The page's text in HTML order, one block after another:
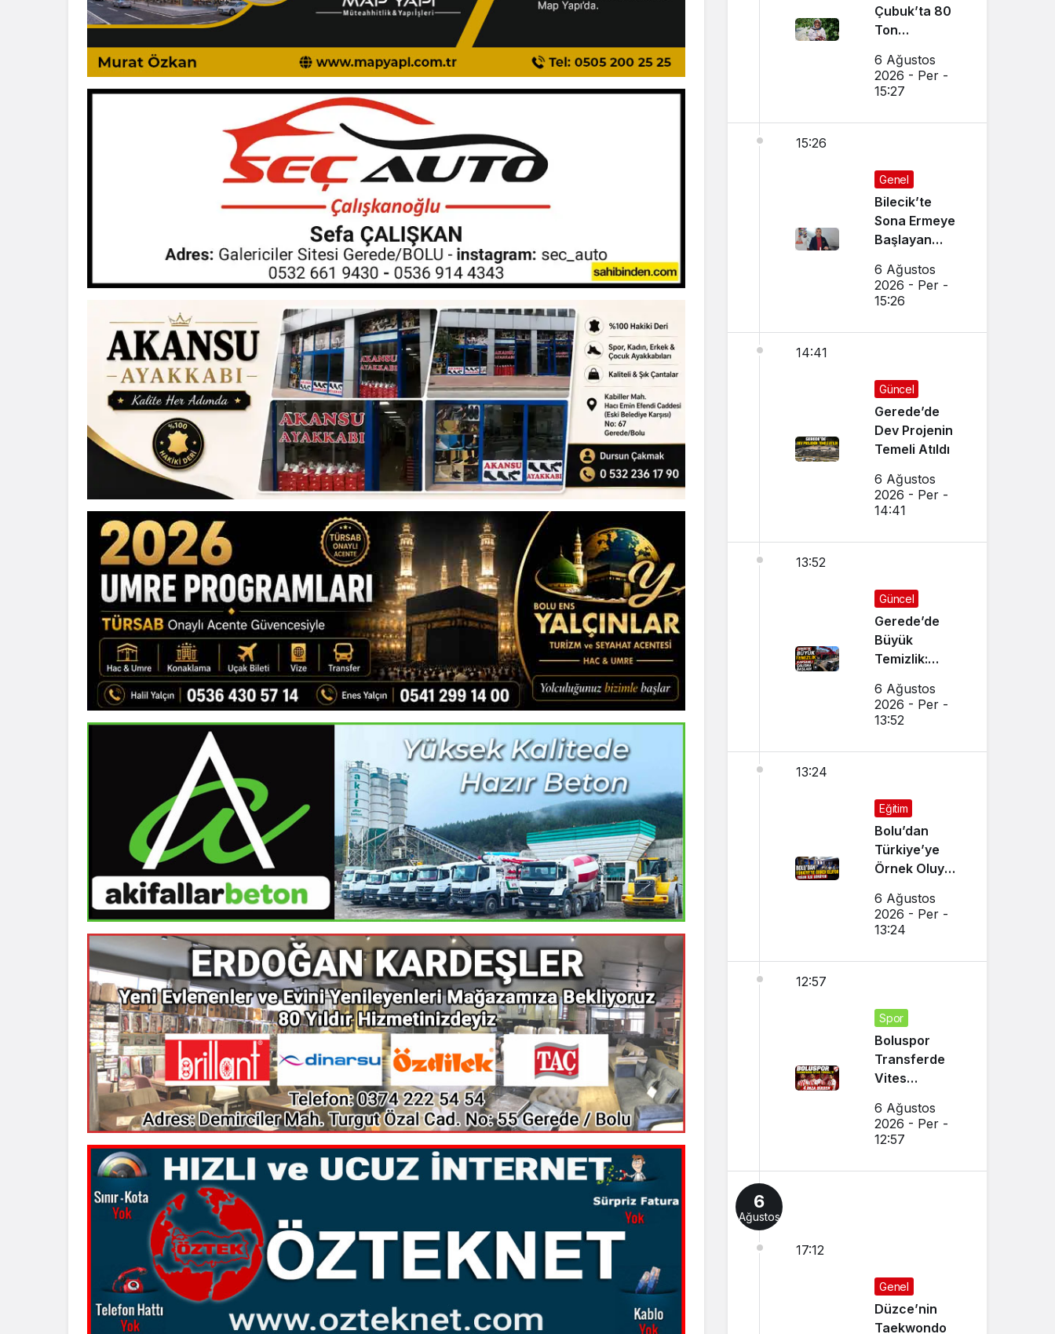
Çubuk’ta 80
Ton
6 Ağustos
2026 - Per -
15:27
15:26
Genel
Bilecik’te
Sona Ermeye
Başlayan
Sürdürüyor
6 Ağustos
2026 - Per -
15:26
14:41
Güncel
Gerede’de
Dev Projenin
Temeli Atıldı
6 Ağustos
2026 - Per -
14:41
13:52
Güncel
Gerede’de
Büyük
Temizlik:
Çalışma
Başlatıldı
6 Ağustos
2026 - Per -
13:52
13:24
Eğitim
Bolu’dan
Türkiye’ye
Örnek Oluyor,
Görüyor
6 Ağustos
2026 - Per -
13:24
12:57
Spor
Boluspor
Transferde
Vites
6 Ağustos
2026 - Per -
12:57
6
Ağustos
17:12
Genel
Düzce’nin
Taekwondo